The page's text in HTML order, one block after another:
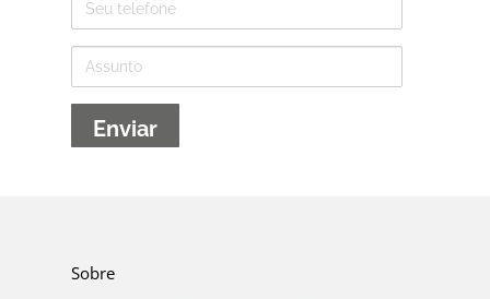
Assunto
Sobre